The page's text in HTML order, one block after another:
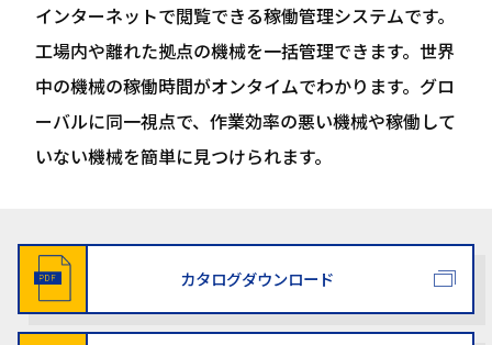
インターネットで閲覧できる稼働管理システムです。
工場内や離れた拠点の機械を一括管理できます。世界
中の機械の稼働時間がオンタイムでわかります。グロ
ーバルに同一視点で、作業効率の悪い機械や稼働して
いない機械を簡単に見つけられます。
カタログダウンロード